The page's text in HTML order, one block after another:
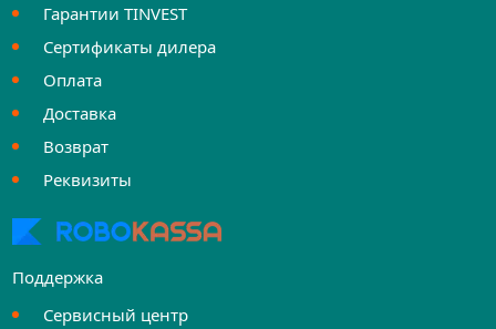
Гарантии TINVEST
Сертификаты дилера
Оплата
Доставка
Возврат
Реквизиты
Поддержка
Сервисный центр